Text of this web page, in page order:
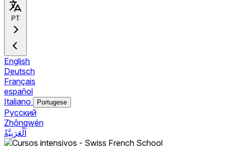
PT
English
Deutsch
Français
español
Italiano
Portugese
Pусский
Zhōngwén
اَلْعَرَبِيَّةُ